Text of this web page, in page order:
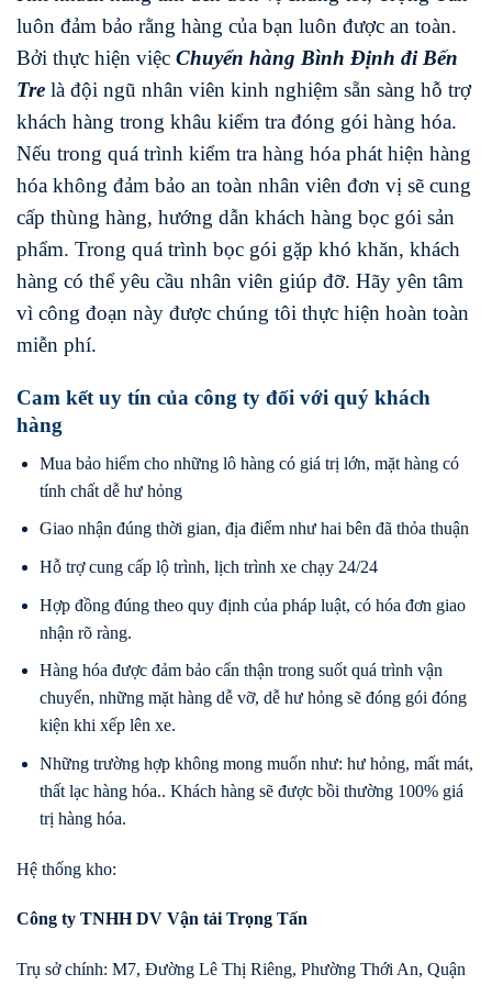
luôn đảm bảo rằng hàng của bạn luôn được an toàn.
Bởi thực hiện việc Chuyển hàng Bình Định điBến
Tre là đội ngũ nhân viên kinh nghiệm sẵn sàng hỗ trợ
khách hàng trong khâu kiểm tra đóng gói hàng hóa.
Nếu trong quá trình kiểm tra hàng hóa phát hiện hàng
hóa không đảm bảo an toàn nhân viên đơn vị sẽ cung
cấp thùng hàng, hướng dẫn khách hàng bọc gói sản
phẩm. Trong quá trình bọc gói gặp khó khăn, khách
hàng có thể yêu cầu nhân viên giúp đỡ. Hãy yên tâm
vì công đoạn này được chúng tôi thực hiện hoàn toàn
miễn phí.
Cam kết uy tín của công ty đối với quý khách
hàng
Mua bảo hiểm cho những lô hàng có giá trị lớn, mặt hàng có
tính chất dễ hư hỏng
Giao nhận đúng thời gian, địa điểm như hai bên đã thỏa thuận
Hỗ trợ cung cấp lộ trình, lịch trình xe chạy 24/24
Hợp đồng đúng theo quy định của pháp luật, có hóa đơn giao
nhận rõ ràng.
Hàng hóa được đảm bảo cẩn thận trong suốt quá trình vận
chuyển, những mặt hàng dễ vỡ, dễ hư hỏng sẽ đóng gói đóng
kiện khi xếp lên xe.
Những trường hợp không mong muốn như: hư hỏng, mất mát,
thất lạc hàng hóa.. Khách hàng sẽ được bồi thường 100% giá
trị hàng hóa.
Hệ thống kho:
Công ty TNHH DV Vận tải Trọng Tấn
Trụ sở chính: M7, Đường Lê Thị Riêng, Phường Thới An, Quận